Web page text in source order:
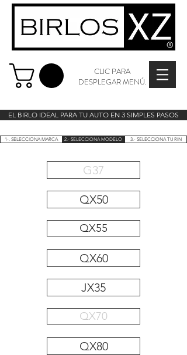
CLIC PARA
DESPLEGAR MENÚ.
EL BIRLO IDEAL PARA TU AUTO EN 3 SIMPLES PASOS
1-. SELECCIONA MARCA 2.- SELECCIONA MODELO 3.- SELECCIONA TU RIN
G37
QX50
QX55
QX60
JX35
QX70
QX80